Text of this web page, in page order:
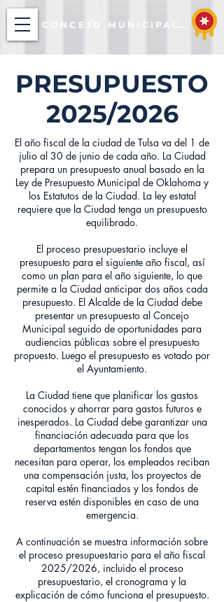
PRESUPUESTO
2025/2026
El año fiscal de la ciudad de Tulsa va del 1 de
julio al 30 de junio de cada año. La Ciudad
prepara un presupuesto anual basado en la
Ley de Presupuesto Municipal de Oklahoma y
los Estatutos de la Ciudad. La ley estatal
requiere que la Ciudad tenga un presupuesto
equilibrado.
El proceso presupuestario incluye el
presupuesto para el siguiente año fiscal, así
como un plan para el año siguiente, lo que
permite a la Ciudad anticipar dos años cada
presupuesto. El Alcalde de la Ciudad debe
presentar un presupuesto al Concejo
Municipal seguido de oportunidades para
audiencias públicas sobre el presupuesto
propuesto. Luego el presupuesto es votado por
el Ayuntamiento.
La Ciudad tiene que planificar los gastos
conocidos y ahorrar para gastos futuros e
inesperados. La Ciudad debe garantizar una
financiación adecuada para que los
departamentos tengan los fondos que
necesitan para operar, los empleados reciban
una compensación justa, los proyectos de
capital estén financiados y los fondos de
reserva estén disponibles en caso de una
emergencia.
A continuación se muestra información sobre
el proceso presupuestario para el año fiscal
2025/2026, incluido el proceso
presupuestario, el cronograma y la
explicación de cómo funciona el presupuesto.